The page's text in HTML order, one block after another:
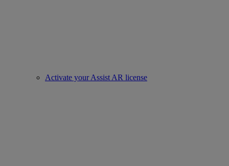
Activate your Assist AR license